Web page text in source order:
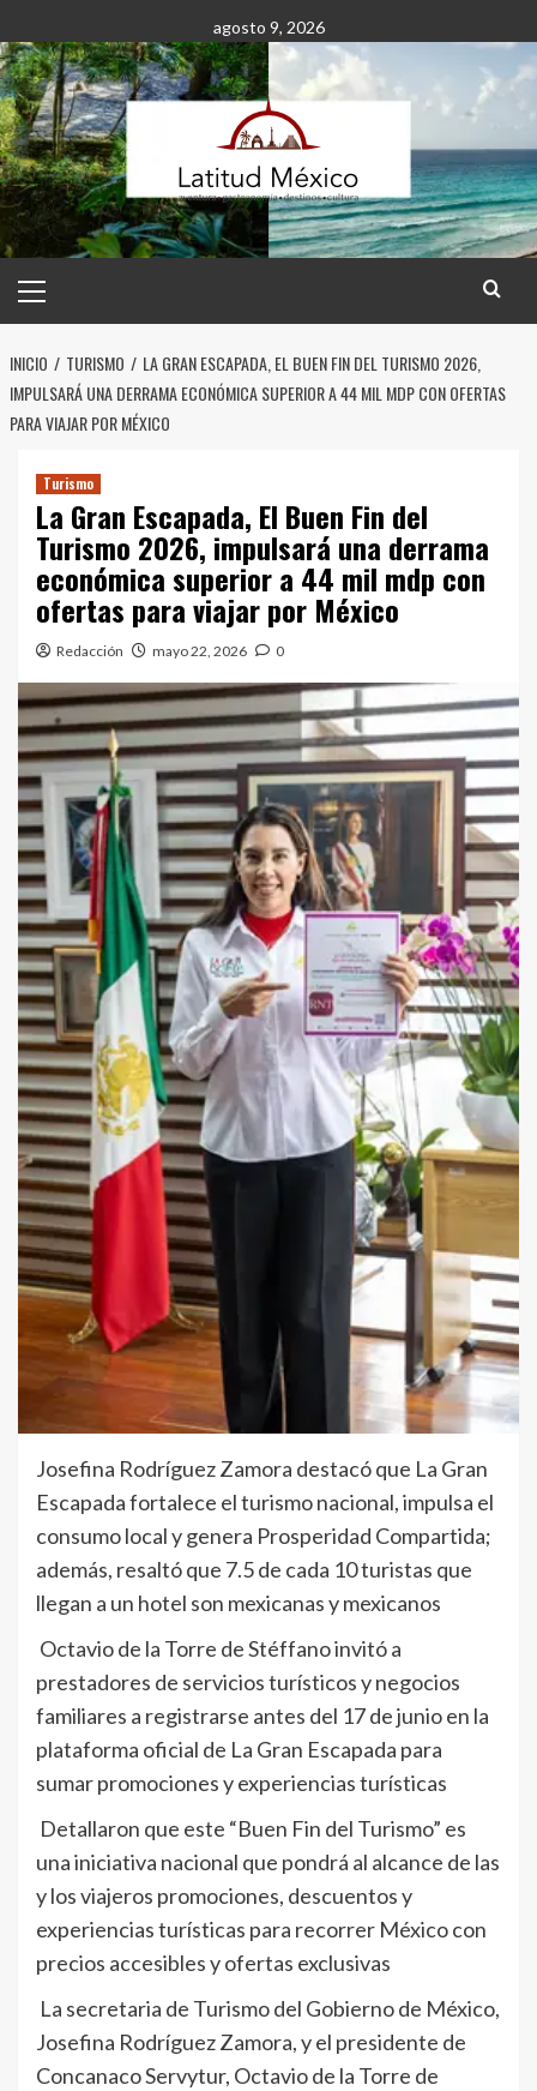
al
contenido
agosto 9, 2026
principal
INICIO TURISMO
LA GRAN ESCAPADA, EL BUEN FIN DEL TURISMO 2026,
IMPULSARÁ UNA DERRAMA ECONÓMICA SUPERIOR A 44 MIL MDP CON OFERTAS
PARA VIAJAR POR MÉXICO
Turismo
La Gran Escapada, El Buen Fin del
Turismo 2026, impulsará una derrama
económica superior a 44 mil mdp con
ofertas para viajar por México
Redacción mayo 22, 2026 0
Josefina Rodríguez Zamora destacó que La Gran
Escapada fortalece el turismo nacional, impulsa el
consumo local y genera Prosperidad Compartida;
además, resaltó que 7.5 de cada 10 turistas que
llegan a un hotel son mexicanas y mexicanos
Octavio de la Torre de Stéffano invitó a
prestadores de servicios turísticos y negocios
familiares a registrarse antes del 17 de junio en la
plataforma oficial de La Gran Escapada para
sumar promociones y experiencias turísticas
Detallaron que este “Buen Fin del Turismo” es
una iniciativa nacional que pondrá al alcance de las
y los viajeros promociones, descuentos y
experiencias turísticas para recorrer México con
precios accesibles y ofertas exclusivas
La secretaria de Turismo del Gobierno de México,
Josefina Rodríguez Zamora, y el presidente de
Concanaco Servytur, Octavio de la Torre de